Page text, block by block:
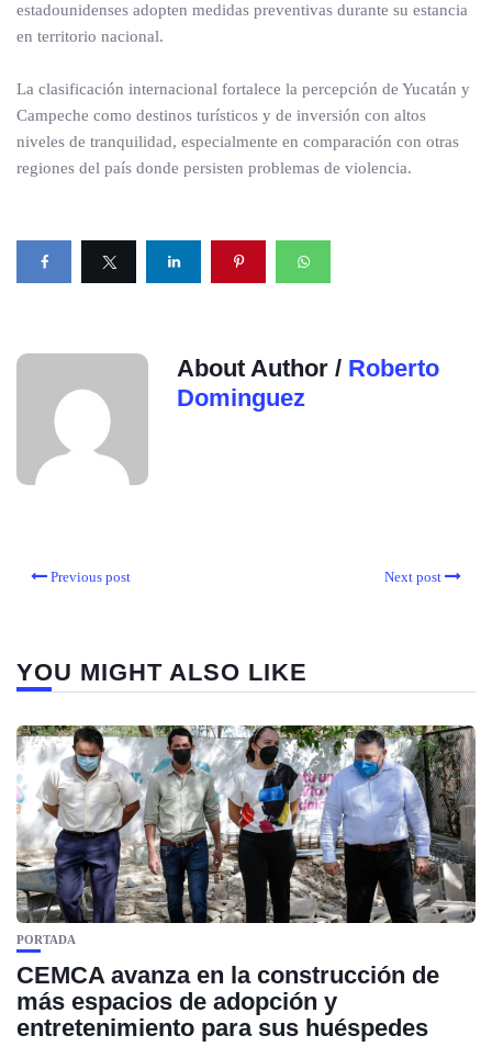
estadounidenses adopten medidas preventivas durante su estancia
en territorio nacional.
La clasificación internacional fortalece la percepción de Yucatán y
Campeche como destinos turísticos y de inversión con altos
niveles de tranquilidad, especialmente en comparación con otras
regiones del país donde persisten problemas de violencia.
About Author / Roberto
Dominguez
Previous post Next post
YOU MIGHT ALSO LIKE
PORTADA
CEMCA avanza en la construcción de
más espacios de adopción y
entretenimiento para sus huéspedes